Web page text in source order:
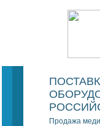
Продажа